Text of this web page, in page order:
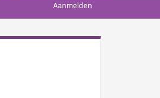
Aanmelden